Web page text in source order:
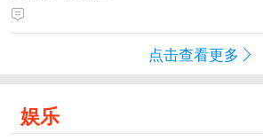
点击查看更多
娱乐